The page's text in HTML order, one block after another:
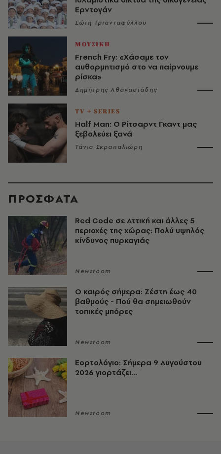
Ερντογάν
Σώτη Τριανταφύλλου
ΜΟΥΣΙΚΗ
French Fry: «Χάσαμε τον
αυθορμητισμό στο να παίρνουμε
ρίσκα»
Δημήτρης Αθανασιάδης
TV + SERIES
Half Man: Ο Ρίτσαρντ Γκαντ μας
ξεβολεύει ξανά
Τάνια Σκραπαλιώρη
ΠΡΟΣΦΑΤΑ
Red Code σε Αττική και άλλες 5
περιοχές της χώρας: Πολύ υψηλός
κίνδυνος πυρκαγιάς
Newsroom
O καιρός σήμερα: Ζέστη έως 40
βαθμούς - Πού θα σημειωθούν
τοπικές μπόρες
Newsroom
Εορτολόγιο: Σήμερα 9 Αυγούστου
2026 γιορτάζει...
Newsroom